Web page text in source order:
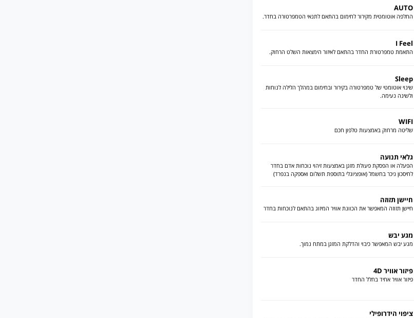
AUTO
החלפה אוטומטית מקירור לחימום בהתאם לתנאי הטמפרטורה בחדר.
I Feel
התאמת טמפרטורת החדר בהתאם לאיזור הימצאות השלט הרחוק.
Sleep
שינוי אוטומטי של טמפרטורה בקירור ובחימום במהלך הלילה לנוחות
ולשינה נעימה.
WIFI
שליטה מרחוק באמצעות טלפון חכם
גלאי תנועה
הפעלה או הפסקת פעולת מזגן באמצעות זיהוי נוכחות אדם בחדר
לחיסכון ניכר בחשמל (אופציונלי בתוספת תשלום ואספקה בנפרד)
חיישן תזוזה
חיישן תזוזה המאפשר את הכוונת אוויר המיזוג בהתאם לנוכחות בחדר
מגע יבש
מגע יבש המאפשר כיבוי והדלקת המזגן במתח נמוך.
פיזור אוויר 4D
פיזור אוויר אחיד בחלל החדר
ציפוי הידרופילי